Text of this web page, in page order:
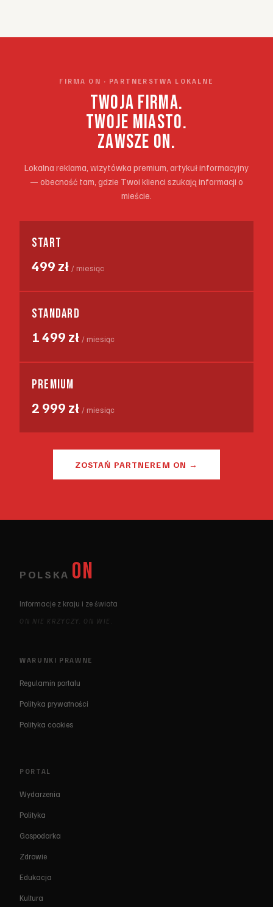
FIRMA ON · PARTNERSTWA LOKALNE
TWOJA FIRMA.
TWOJE MIASTO.
ZAWSZE ON.
Lokalna reklama, wizytówka premium, artykuł informacyjny
— obecność tam, gdzie Twoi klienci szukają informacji o
mieście.
START
499 zł / miesiąc
STANDARD
1 499 zł / miesiąc
PREMIUM
2 999 zł / miesiąc
ZOSTAŃ PARTNEREM ON →
POLSKA ON
Informacje z kraju i ze świata
ON NIE KRZYCZY. ON WIE.
WARUNKI PRAWNE
Regulamin portalu
Polityka prywatności
Polityka cookies
PORTAL
Wydarzenia
Polityka
Gospodarka
Zdrowie
Edukacja
Kultura